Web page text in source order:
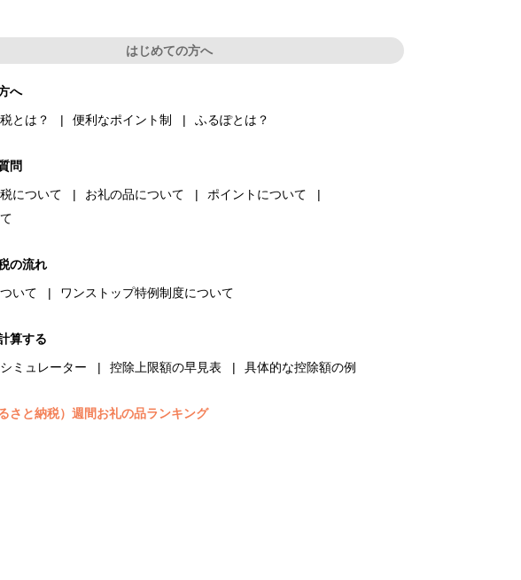
はじめての方へ
へ
とは？
便利なポイント制 ふるぽとは？
問
について
お礼の品について
ポイントについて
の流れ
いて
ワンストップ特例制度について
算する
ミュレーター
控除上限額の早見表 具体的な控除額の例
さと納税）週間お礼の品ランキング